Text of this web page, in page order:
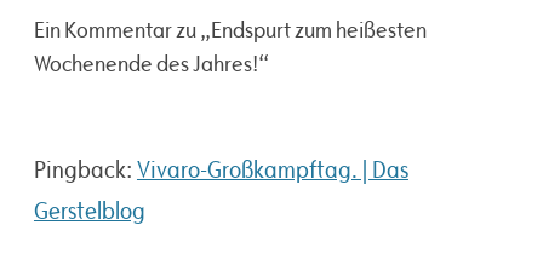
Ein Kommentar zu „Endspurt zum heißesten
Wochenende des Jahres!“
Pingback: Vivaro-Großkampftag. | Das
Gerstelblog